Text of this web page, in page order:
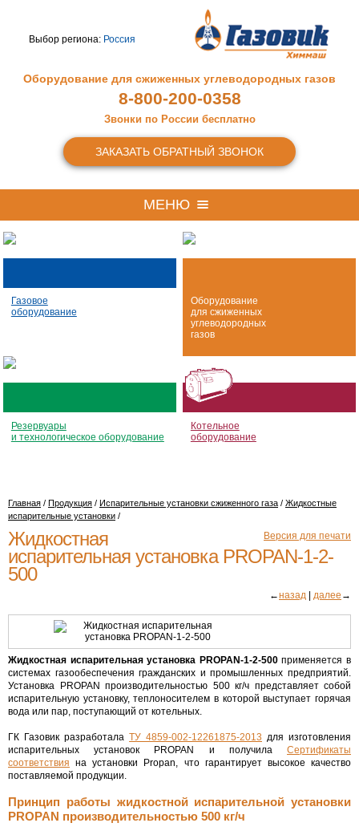
Выбор региона: Россия
Оборудование для сжиженных углеводородных газов
8-800-200-0358
Звонки по России бесплатно
ЗАКАЗАТЬ ОБРАТНЫЙ ЗВОНОК
МЕНЮ
Газовое
оборудование
Оборудование
для сжиженных
углеводородных
газов
Резервуары
и технологическое оборудование
Котельное
оборудование
Главная / Продукция / Испарительные установки сжиженного газа / Жидкостные
испарительные установки /
Версия для печати
Жидкостная
испарительная установка PROPAN-1-2-
500
←назад | далее →
Жидкостная испарительная установка PROPAN-1-2-500применяется в
системах газообеспечения гражданских и промышленных предприятий.
Установка PROPAN производительностью 500 кг/ч представляет собой
испарительную установку, теплоносителем в которой выступает горячая
вода или пар, поступающий от котельных.
ГК Газовик разработала ТУ 4859-002-12261875-2013 для изготовления
испарительных установок PROPAN и получила Сертификаты
соответствия на установки Propan, что гарантирует высокое качество
поставляемой продукции.
Принцип работы жидкостной испарительной установки
PROPAN производительностью 500 кг/ч